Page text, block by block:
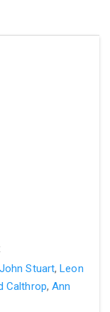
John Stuart,Leon
Calthrop,Ann